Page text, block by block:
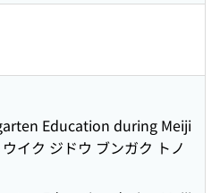
Education during Meiji
イク ジドウ ブンガク トノ